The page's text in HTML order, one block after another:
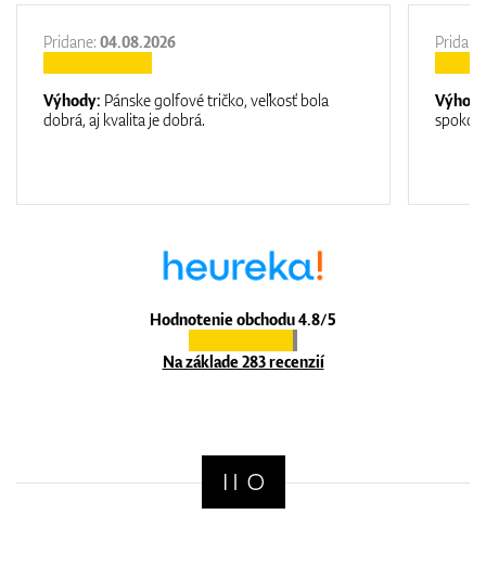
Hodnotenie obchodu 4.8/5
Na základe 283 recenzií
Pridane: 04.08.2026
Výhody: Pánske golfové tričko, veľkosť bola
dobrá, aj kvalita je dobrá.